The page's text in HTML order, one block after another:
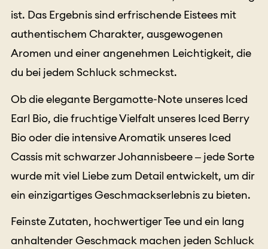
ist. Das Ergebnis sind erfrischende Eistees mit
authentischem Charakter, ausgewogenen
Aromen und einer angenehmen Leichtigkeit, die
du bei jedem Schluck schmeckst.
Ob die elegante Bergamotte-Note unseres Iced
Earl Bio, die fruchtige Vielfalt unseres Iced Berry
Bio oder die intensive Aromatik unseres Iced
Cassis mit schwarzer Johannisbeere – jede Sorte
wurde mit viel Liebe zum Detail entwickelt, um dir
ein einzigartiges Geschmackserlebnis zu bieten.
Feinste Zutaten, hochwertiger Tee und ein lang
anhaltender Geschmack machen jeden Schluck